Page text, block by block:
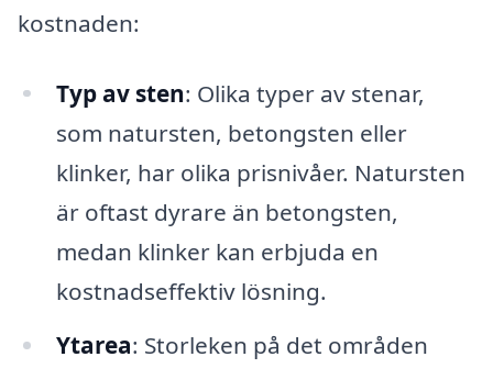
kostnaden:
Typ av sten: Olika typer av stenar,
som natursten, betongsten eller
klinker, har olika prisnivåer. Natursten
är oftast dyrare än betongsten,
medan klinker kan erbjuda en
kostnadseffektiv lösning.
Ytarea: Storleken på det områden